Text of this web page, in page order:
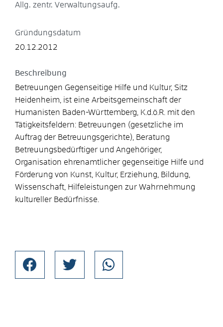
Allg. zentr. Verwaltungsaufg.
Gründungsdatum
20.12.2012
Beschreibung
Betreuungen Gegenseitige Hilfe und Kultur, Sitz
Heidenheim, ist eine Arbeitsgemeinschaft der
Humanisten Baden-Württemberg, K.d.ö.R. mit den
Tätigkeitsfeldern: Betreuungen (gesetzliche im
Auftrag der Betreuungsgerichte), Beratung
Betreuungsbedürftiger und Angehöriger,
Organisation ehrenamtlicher gegenseitige Hilfe und
Förderung von Kunst, Kultur, Erziehung, Bildung,
Wissenschaft, Hilfeleistungen zur Wahrnehmung
kultureller Bedürfnisse.